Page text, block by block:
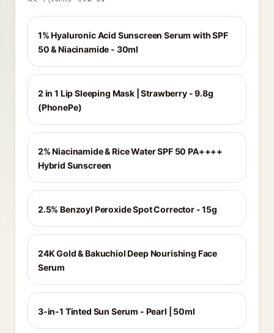
1% Hyaluronic Acid Sunscreen Serum with SPF
50 & Niacinamide - 30ml
2 in 1 Lip Sleeping Mask | Strawberry - 9.8g
(PhonePe)
2% Niacinamide & Rice Water SPF 50 PA++++
Hybrid Sunscreen
2.5% Benzoyl Peroxide Spot Corrector - 15g
24K Gold & Bakuchiol Deep Nourishing Face
Serum
3-in-1 Tinted Sun Serum - Pearl | 50ml